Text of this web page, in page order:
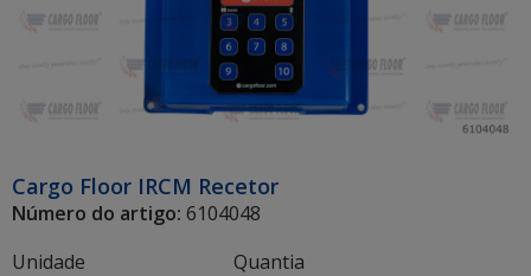
Cargo Floor IRCM Recetor
Número do artigo: 6104048
Unidade
Quantia